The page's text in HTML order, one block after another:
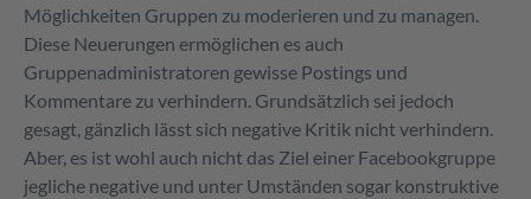
Möglichkeiten Gruppen zu moderieren und zu managen.
Diese Neuerungen ermöglichen es auch
Gruppenadministratoren gewisse Postings und
Kommentare zu verhindern. Grundsätzlich sei jedoch
gesagt, gänzlich lässt sich negative Kritik nicht verhindern.
Aber, es ist wohl auch nicht das Ziel einer Facebookgruppe
jegliche negative und unter Umständen sogar konstruktive